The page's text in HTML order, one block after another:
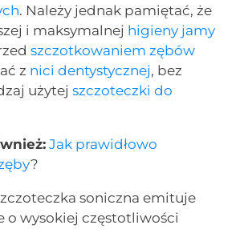
. Należy jednak pamiętać, że
i maksymalnej higieny jamy
szczotkowaniem zębów
z nici dentystycznej, bez
użytejszczoteczki do
Jak prawidłowo
?
soniczna emituje
o wysokiej częstotliwości